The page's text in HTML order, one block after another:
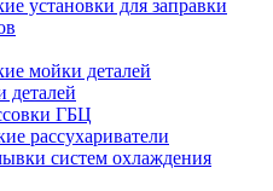
установки для заправки
мойки деталей
деталей
ГБЦ
рассухариватели
систем охлаждения